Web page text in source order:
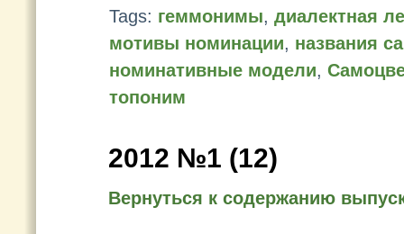
Tags: геммонимы, диалектная
мотивы номинации, названия
номинативные модели,
топоним
2012 №1 (12)
Вернуться к содержанию